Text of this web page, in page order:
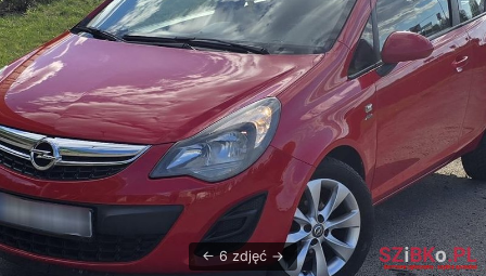
6 zdjęć